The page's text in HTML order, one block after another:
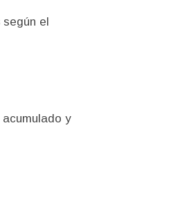
según el
y